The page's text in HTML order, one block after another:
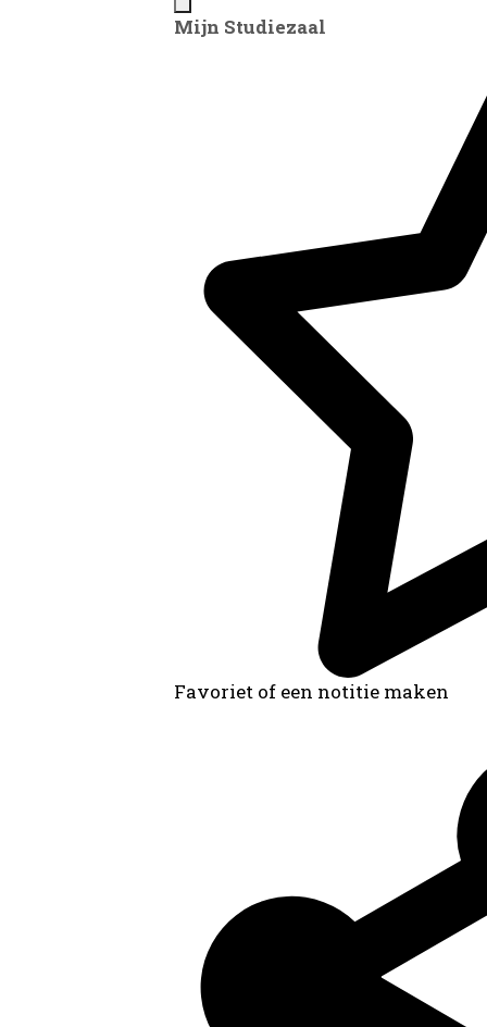
Mijn Studiezaal
Favoriet of een notitie maken